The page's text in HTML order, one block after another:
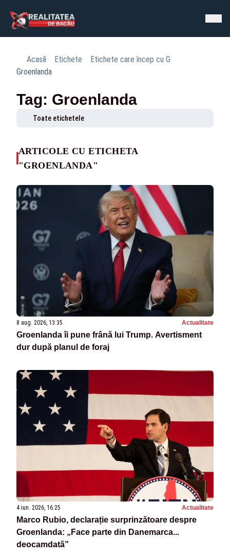
Acasă Etichete
Etichete care încep cu G
Groenlanda
Tag: Groenlanda
Toate etichetele
ARTICOLE CU ETICHETA
"GROENLANDA"
8 aug. 2026, 13:35 Actualitate
Groenlanda îi pune frână lui Trump. Avertisment
dur după planul de foraj
4 iun. 2026, 16:25 Actualitate
Marco Rubio, declarație surprinzătoare despre
Groenlanda: „Face parte din Danemarca...
deocamdată”